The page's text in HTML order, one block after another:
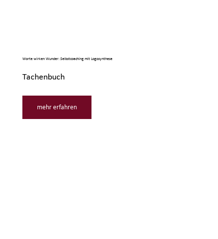
Worte wirken Wunder: Selbstcoaching mit Logosynthese
Tachenbuch
mehr erfahren